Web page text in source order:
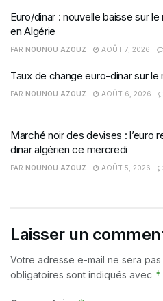
Euro/dinar : nouvelle baisse sur
en Algérie
PAR NOUNOU AZOUZ AOÛT 7, 2026
Taux de change euro-dinar sur le
PAR NOUNOU AZOUZ AOÛT 6, 2026
Marché noir des devises : l’euro
dinar algérien ce mercredi
PAR NOUNOU AZOUZ AOÛT 5, 2026
Laisser un
Votre adresse e-mail ne sera
obligatoires sont indiqués avec *